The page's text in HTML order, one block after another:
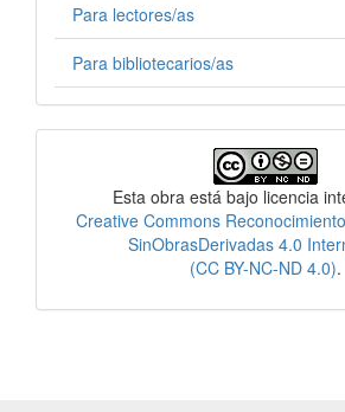
Para lectores/as
Para bibliotecarios/as
Esta obra está bajo licencia
Creative Commons
SinObrasDerivadas 4.0
(CC BY-NC-ND 4.0).